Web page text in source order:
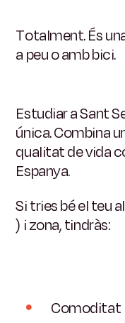
Totalment. És
a peu o amb bici.
Estudiar a Sant
única.Combina
qualitat de vida
Espanya.
Si tries bé el teu
) i zona, tindràs:
Comoditat